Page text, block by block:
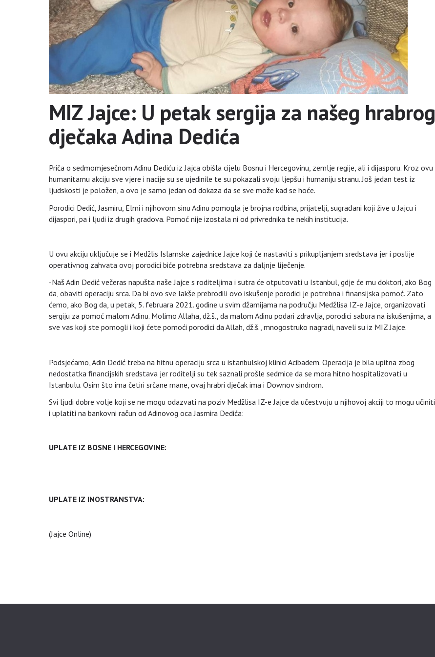
MIZ Jajce: U petak sergija za našeg hrabrog
dječaka Adina Dedića
Priča o sedmomjesečnom Adinu Dediću iz Jajca obišla cijelu Bosnu i Hercegovinu, zemlje regije, ali i dijasporu. Kroz ovu
humanitarnu akciju sve vjere i nacije su se ujedinile te su pokazali svoju ljepšu i humaniju stranu. Još jedan test iz
ljudskosti je položen, a ovo je samo jedan od dokaza da se sve može kad se hoće.
Porodici Dedić, Jasmiru, Elmi i njihovom sinu Adinu pomogla je brojna rodbina, prijatelji, sugrađani koji žive u Jajcu i
dijaspori, pa i ljudi iz drugih gradova. Pomoć nije izostala ni od privrednika te nekih institucija.
U ovu akciju uključuje se i Medžlis Islamske zajednice Jajce koji će nastaviti s prikupljanjem sredstava jer i poslije
operativnog zahvata ovoj porodici biće potrebna sredstava za daljnje liječenje.
-Naš Adin Dedić večeras napušta naše Jajce s roditeljima i sutra će otputovati u Istanbul, gdje će mu doktori, ako Bog
da, obaviti operaciju srca. Da bi ovo sve lakše prebrodili ovo iskušenje porodici je potrebna i finansijska pomoć. Zato
ćemo, ako Bog da, u petak, 5. februara 2021. godine u svim džamijama na području Medžlisa IZ-e Jajce, organizovati
sergiju za pomoć malom Adinu. Molimo Allaha, dž.š., da malom Adinu podari zdravlja, porodici sabura na iskušenjima, a
sve vas koji ste pomogli i koji ćete pomoći porodici da Allah, dž.š., mnogostruko nagradi, naveli su iz MIZ Jajce.
Podsjećamo, Adin Dedić treba na hitnu operaciju srca u istanbulskoj klinici Acibadem. Operacija je bila upitna zbog
nedostatka financijskih sredstava jer roditelji su tek saznali prošle sedmice da se mora hitno hospitalizovati u
Istanbulu. Osim što ima četiri srčane mane, ovaj hrabri dječak ima i Downov sindrom.
Svi ljudi dobre volje koji se ne mogu odazvati na poziv Medžlisa IZ-e Jajce da učestvuju u njihovoj akciji to mogu učiniti
i uplatiti na bankovni račun od Adinovog oca Jasmira Dedića:
UPLATE IZ BOSNE I HERCEGOVINE:
UPLATE IZ INOSTRANSTVA:
(Jajce Online)